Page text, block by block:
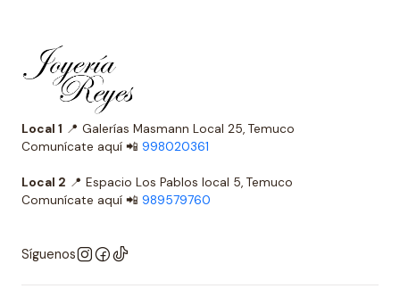
Local 1 📍 Galerías Masmann Local 25, Temuco
Comunícate aquí 📲 998020361
Local 2 📍 Espacio Los Pablos local 5, Temuco
Comunícate aquí 📲 989579760
Síguenos